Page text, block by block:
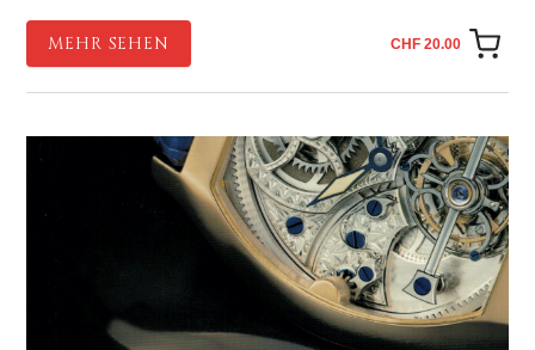
MEHR SEHEN CHF 20.00